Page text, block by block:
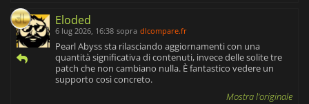
Eloded
6 lug 2026, 16:38 sopra dlcompare.fr
Pearl Abyss sta rilasciando aggiornamenti con una
quantità significativa di contenuti, invece delle solite tre
patch che non cambiano nulla. È fantastico vedere un
supporto così concreto.
Mostra l'originale